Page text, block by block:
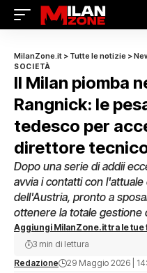
MilanZone.it > Tutte le notizie >
SOCIETÀ
Il Milan piomba
Rangnick: le
tedesco per
direttore
Dopo una serie di addii
avvia i contatti con
dell'Austria, pronto a
ottenere la totale gestione
Aggiungi MilanZone.it tra le
Redazione 29 Maggio 2026 |
3 min di lettura